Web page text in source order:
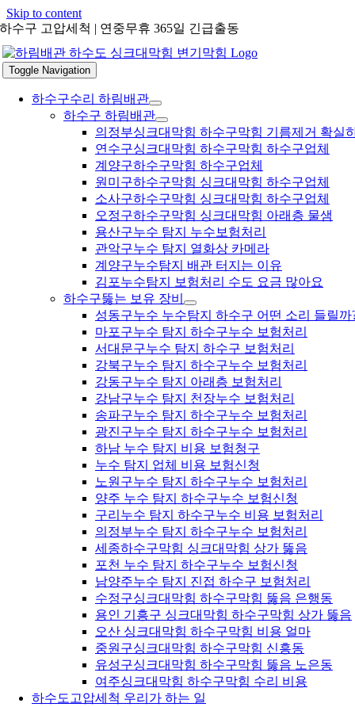
Skip to content
하수구 고압세척 | 연중무휴 365일 긴급출동
Toggle Navigation
하수구수리 하림배관
하수구 하림배관
의정부싱크대막힘 하수구막힘 기름제거 확실
연수구싱크대막힘 하수구막힘 하수구업체
계양구하수구막힘 하수구업체
원미구하수구막힘 싱크대막힘 하수구업체
소사구하수구막힘 싱크대막힘 하수구업체
오정구하수구막힘 싱크대막힘 아래층 물샘
용산구누수 탐지 누수보험처리
관악구누수 탐지 열화상 카메라
계양구누수탐지 배관 터지는 이유
김포누수탐지 보험처리 수도 요금 많아요
하수구뚫는 보유 장비
성동구누수 누수탐지 하수구 어떤 소리 들릴까
마포구누수 탐지 하수구누수 보험처리
서대문구누수 탐지 하수구 보험처리
강북구누수 탐지 하수구누수 보험처리
강동구누수 탐지 아래층 보험처리
강남구누수 탐지 천장누수 보험처리
송파구누수 탐지 하수구누수 보험처리
광진구누수 탐지 하수구누수 보험처리
하남 누수 탐지 비용 보험청구
누수 탐지 업체 비용 보험신청
노원구누수 탐지 하수구누수 보험처리
양주 누수 탐지 하수구누수 보험신청
구리누수 탐지 하수구누수 비용 보험처리
의정부누수 탐지 하수구누수 보험처리
세종하수구막힘 싱크대막힘 상가 뚫음
포천 누수 탐지 하수구누수 보험신청
남양주누수 탐지 진접 하수구 보험처리
수정구싱크대막힘 하수구막힘 뚫음 은행동
용인 기흥구 싱크대막힘 하수구막힘 상가 뚫음
오산 싱크대막힘 하수구막힘 비용 얼마
중원구싱크대막힘 하수구막힘 신흥동
유성구싱크대막힘 하수구막힘 뚫음 노은동
여주싱크대막힘 하수구막힘 수리 비용
하수도고압세척 우리가 하는 일